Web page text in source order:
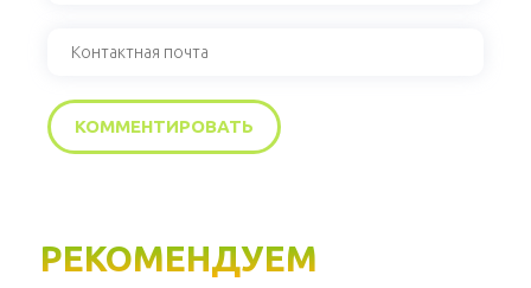
РЕКОМЕНДУЕМ